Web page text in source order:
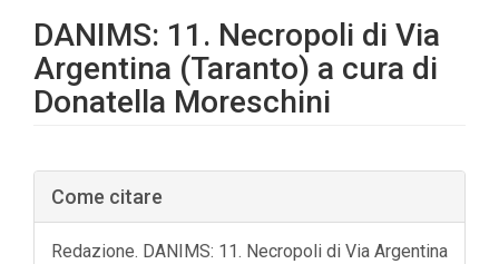
DANIMS: 11. Necropoli di Via
Argentina (Taranto) a cura di
Donatella Moreschini
Barra
laterale
dell'articolo
Come citare
Redazione. DANIMS: 11. Necropoli di Via Argentina